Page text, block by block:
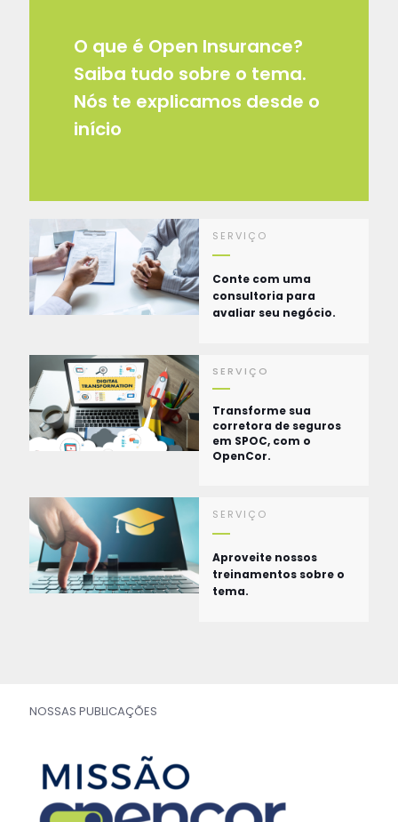
O que é Open Insurance?
Saiba tudo sobre o tema.
Nós te explicamos desde o
início
SERVIÇO
Conte com uma
consultoria para
avaliar seu negócio.
SERVIÇO
Transforme sua
corretora de seguros
em SPOC, com o
OpenCor.
SERVIÇO
Aproveite nossos
treinamentos sobre o
tema.
NOSSAS PUBLICAÇÕES